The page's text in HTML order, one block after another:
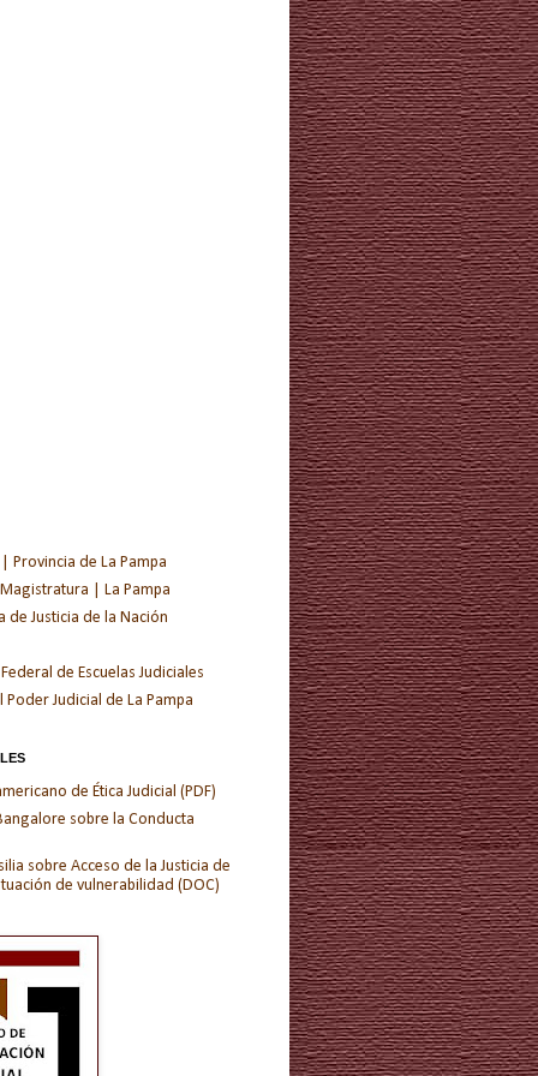
Provincia de La Pampa
| La Pampa
de Justicia de la Nación
de Escuelas Judiciales
Poder Judicial de La Pampa
de Ética Judicial (PDF)
sobre la Conducta
sobre Acceso de la Justicia de
de vulnerabilidad (DOC)